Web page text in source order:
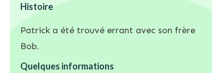
Histoire
Patrick a été trouvé errant avec son frère
Bob.
Quelques informations